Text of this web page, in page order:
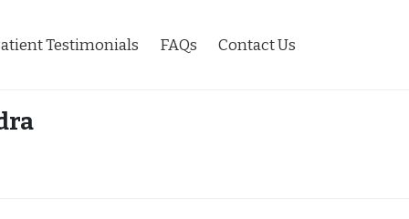
Testimonials FAQs Contact Us